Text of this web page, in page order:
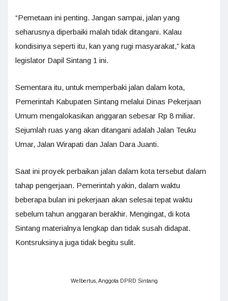
“Pemetaan ini penting. Jangan sampai, jalan yang
seharusnya diperbaiki malah tidak ditangani. Kalau
kondisinya seperti itu, kan yang rugi masyarakat,” kata
legislator Dapil Sintang 1 ini.
Sementara itu, untuk memperbaki jalan dalam kota,
Pemerintah Kabupaten Sintang melalui Dinas Pekerjaan
Umum mengalokasikan anggaran sebesar Rp 8 miliar.
Sejumlah ruas yang akan ditangani adalah Jalan Teuku
Umar, Jalan Wirapati dan Jalan Dara Juanti.
Saat ini proyek perbaikan jalan dalam kota tersebut dalam
tahap pengerjaan. Pemerintah yakin, dalam waktu
beberapa bulan ini pekerjaan akan selesai tepat waktu
sebelum tahun anggaran berakhir. Mengingat, di kota
Sintang materialnya lengkap dan tidak susah didapat.
Kontsruksinya juga tidak begitu sulit.
Welbertus, Anggota DPRD Sintang